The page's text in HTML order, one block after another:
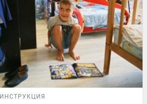
ИНСТРУКЦИЯ